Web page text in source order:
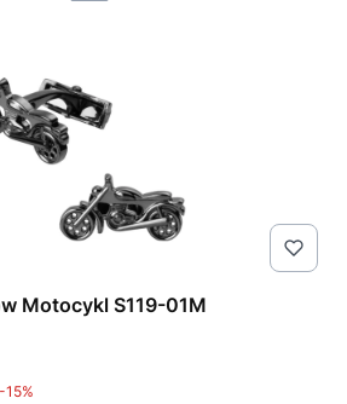
Motocykl S119-01M
-15%